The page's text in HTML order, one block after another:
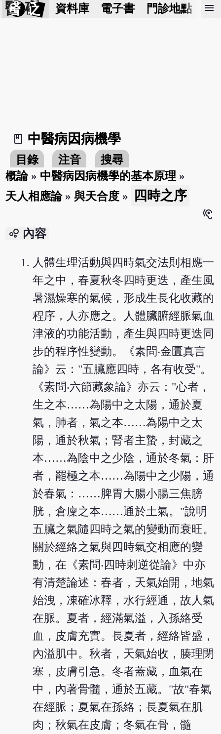
醫 砭 資料庫 電子書 門診地點 預
menu
book_2
中醫病因病機學
目錄 注音
搜尋
概論» 中醫病因病機學的基本原理 »
天人相應論»與天合度 » 四時之序
hearing
bubble_chart 內容
人體生理活動與四時氣交法則相應一
年之中，春夏秋冬四時更迭，產生風
暑濕燥寒的氣候，形成生長化收藏的
程序，人亦應之。人體臟腑經脈氣血
津液的功能活動，產生與四時更迭同
步的程序性變動。《素問‧金匱真言
論》云："五臟應四時，各有收受"。
《素問‧六節藏象論》亦云："心者，
生之本……為陽中之太陽，通於夏
氣，肺者，氣之本……為陽中之太
陽，通於秋氣；腎者主蟄，封藏之
本……為陰中之少陰，通於冬氣：肝
者，罷極之本……為陽中之少陽，通
於春氣：……脾胃大腸小腸三焦膀
胱，倉廩之本……通於土氣。"說明
五臟之氣隨四時之氣的變動而衰旺。
關於經絡之氣與四時氣交相應的變
動，在《素問‧四時刺逆從論》中亦
有清楚論述：春者，天氣始開，地氣
始洩，凍確冰釋，水行經通，故人氣
在脈。夏者，經滿氣溢，入孫絡受
血，皮膚充實。長夏者，經絡皆盛，
內溢肌中。秋者，天氣始收，腠理閉
塞，皮膚引急。冬者蓋藏，血氣在
中，內著骨髓，通於五藏。"故"春氣
在經脈；夏氣在孫絡；長夏氣在肌
肉；秋氣在皮膚；冬氣在骨，髓